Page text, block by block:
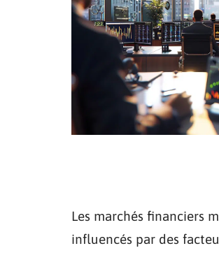
Les marchés financiers
influencés par des